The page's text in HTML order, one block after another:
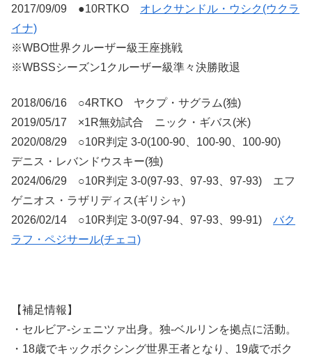
2017/09/09 ●10RTKO オレクサンドル・ウシク(ウクラ
イナ)
※WBO世界クルーザー級王座挑戦
※WBSSシーズン1クルーザー級準々決勝敗退
2018/06/16 ○4RTKO ヤクプ・サグラム(独)
2019/05/17 ×1R無効試合 ニック・ギバス(米)
2020/08/29 ○10R判定 3-0(100-90、100-90、100-90)
デニス・レバンドウスキー(独)
2024/06/29 ○10R判定 3-0(97-93、97-93、97-93) エフ
ゲニオス・ラザリディス(ギリシャ)
2026/02/14 ○10R判定 3-0(97-94、97-93、99-91) バク
ラフ・ペジサール(チェコ)
【補足情報】
・セルビア-シェニツァ出身。独-ベルリンを拠点に活動。
・18歳でキックボクシング世界王者となり、19歳でボク